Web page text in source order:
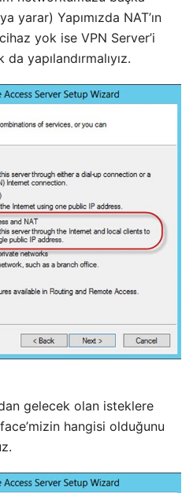
yarar) Yapımızda NAT’ın
yok ise VPN Server’i
yapılandırmalıyız.
gelecek olan isteklere
hangisi olduğunu